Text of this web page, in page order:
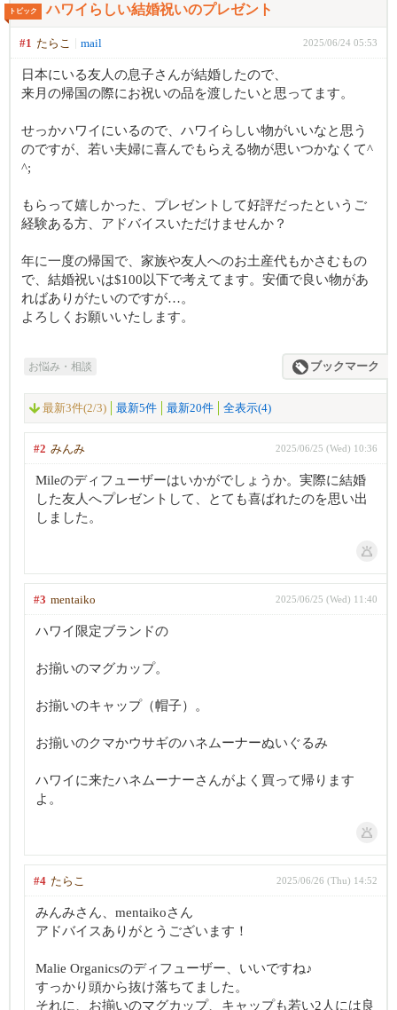
トピック ハワイらしい結婚祝いのプレゼント
#1 たらこ mail 2025/06/24 05:53
日本にいる友人の息子さんが結婚したので、
来月の帰国の際にお祝いの品を渡したいと思ってます。
せっかハワイにいるので、ハワイらしい物がいいなと思う
のですが、若い夫婦に喜んでもらえる物が思いつかなくて^
^;
もらって嬉しかった、プレゼントして好評だったというご
経験ある方、アドバイスいただけませんか？
年に一度の帰国で、家族や友人へのお土産代もかさむもの
で、結婚祝いは$100以下で考えてます。安価で良い物があ
ればありがたいのですが…。
よろしくお願いいたします。
お悩み・相談 ブックマーク
最新3件(2/3) 最新5件 最新20件 全表示(4)
#2 みんみ 2025/06/25 (Wed) 10:36
Mileのディフューザーはいかがでしょうか。実際に結婚
した友人へプレゼントして、とても喜ばれたのを思い出
しました。
#3 mentaiko 2025/06/25 (Wed) 11:40
ハワイ限定ブランドの
お揃いのマグカップ。
お揃いのキャップ（帽子）。
お揃いのクマかウサギのハネムーナーぬいぐるみ
ハワイに来たハネムーナーさんがよく買って帰ります
よ。
#4 たらこ 2025/06/26 (Thu) 14:52
みんみさん、mentaikoさん
アドバイスありがとうございます！
Malie Organicsのディフューザー、いいですね♪
すっかり頭から抜け落ちてました。
それに、お揃いのマグカップ、キャップも若い2人には良